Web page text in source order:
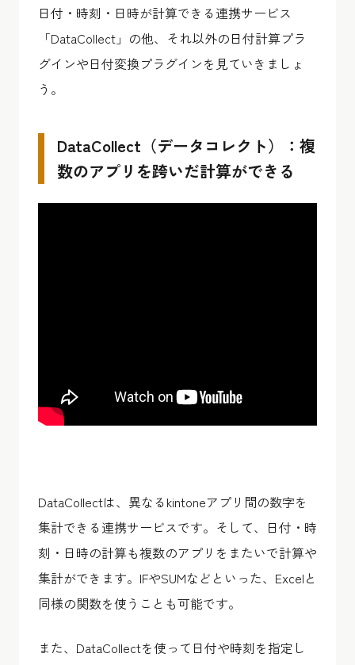
日付・時刻・日時が計算できる連携サービス
「DataCollect」の他、それ以外の日付計算プラ
グインや日付変換プラグインを見ていきましょ
う。
DataCollect（データコレクト）：複
数のアプリを跨いだ計算ができる
DataCollectは、異なるkintoneアプリ間の数字を
集計できる連携サービスです。そして、日付・時
刻・日時の計算も複数のアプリをまたいで計算や
集計ができます。IFやSUMなどといった、Excelと
同様の関数を使うことも可能です。
また、DataCollectを使って日付や時刻を指定し